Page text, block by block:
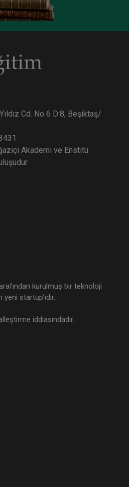
Cd. No 6 D:8, Beşiktaş/
Akademi ve Enstitü
kurulmuş bir teknoloji
startup’ıdır.
iddiasındadır.